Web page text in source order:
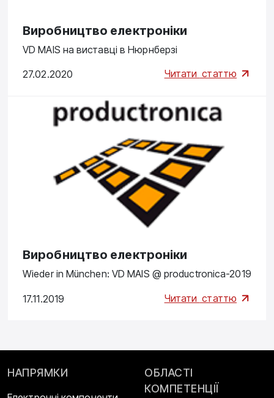
Виробництво електроніки
VD MAIS на виставці в Нюрнберзі
27.02.2020 Читати статтю
Виробництво електроніки
Wieder in München: VD MAIS @ productronica-2019
17.11.2019 Читати статтю
НАПРЯМКИ
ОБЛАСТІ
КОМПЕТЕНЦІЇ